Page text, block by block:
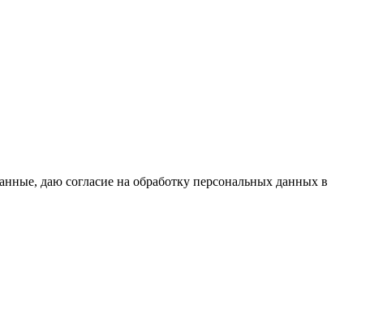
даю согласие на обработку персональных данных в